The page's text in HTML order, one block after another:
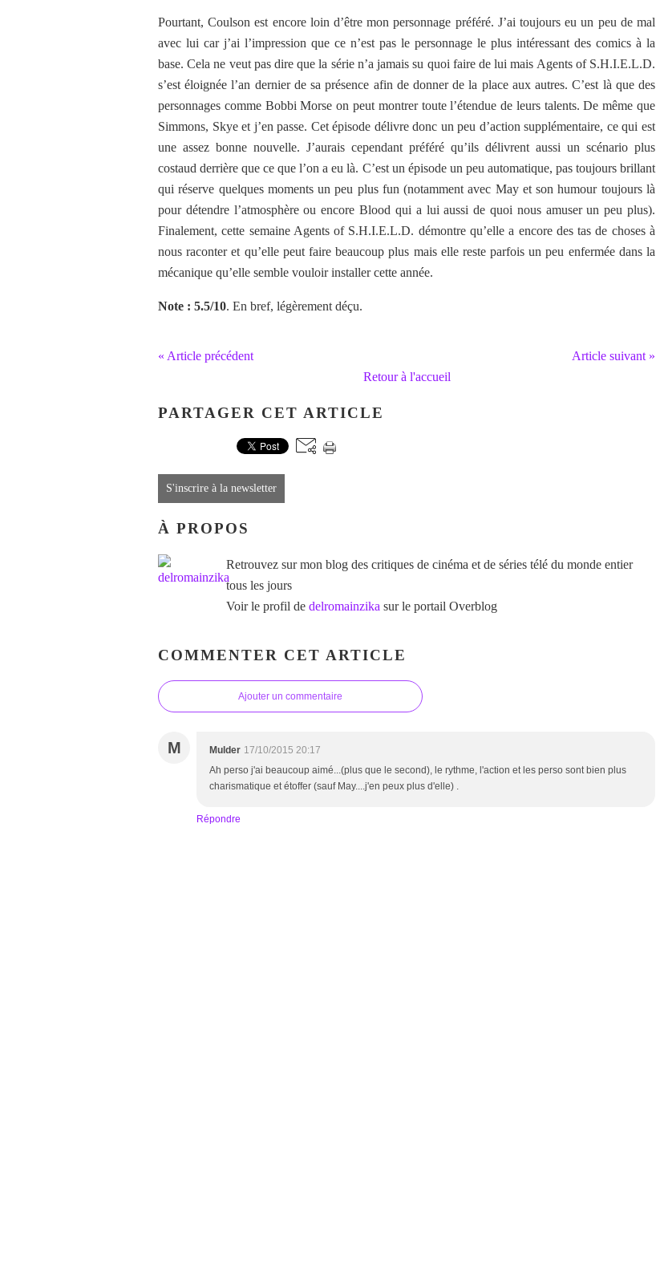
Pourtant, Coulson est encore loin d’être mon personnage préféré. J’ai toujours eu un peu de mal
avec lui car j’ai l’impression que ce n’est pas le personnage le plus intéressant des comics à la
base. Cela ne veut pas dire que la série n’a jamais su quoi faire de lui mais Agents of S.H.I.E.L.D.
s’est éloignée l’an dernier de sa présence afin de donner de la place aux autres. C’est là que des
personnages comme Bobbi Morse on peut montrer toute l’étendue de leurs talents. De même que
Simmons, Skye et j’en passe. Cet épisode délivre donc un peu d’action supplémentaire, ce qui est
une assez bonne nouvelle. J’aurais cependant préféré qu’ils délivrent aussi un scénario plus
costaud derrière que ce que l’on a eu là. C’est un épisode un peu automatique, pas toujours brillant
qui réserve quelques moments un peu plus fun (notamment avec May et son humour toujours là
pour détendre l’atmosphère ou encore Blood qui a lui aussi de quoi nous amuser un peu plus).
Finalement, cette semaine Agents of S.H.I.E.L.D. démontre qu’elle a encore des tas de choses à
nous raconter et qu’elle peut faire beaucoup plus mais elle reste parfois un peu enfermée dans la
mécanique qu’elle semble vouloir installer cette année.
Note : 5.5/10. En bref, légèrement déçu.
« Article précédent
Article suivant »
Retour à l'accueil
PARTAGER CET ARTICLE
S'inscrire à la newsletter
À PROPOS
Retrouvez sur mon blog des critiques de cinéma et de séries télé du monde entier
tous les jours
Voir le profil de delromainzika sur le portail Overblog
COMMENTER CET ARTICLE
Ajouter un commentaire
M Mulder 17/10/2015 20:17
Ah perso j'ai beaucoup aimé...(plus que le second), le rythme, l'action et les perso sont bien plus
charismatique et étoffer (sauf May....j'en peux plus d'elle) .
Répondre